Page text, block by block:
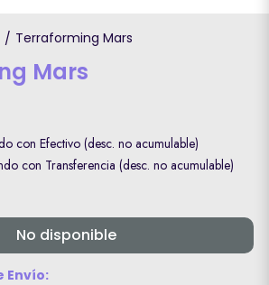
/ Terraforming Mars
Mars
con Efectivo (desc. no acumulable)
con Transferencia (desc. no acumulable)
No disponible
Envío: